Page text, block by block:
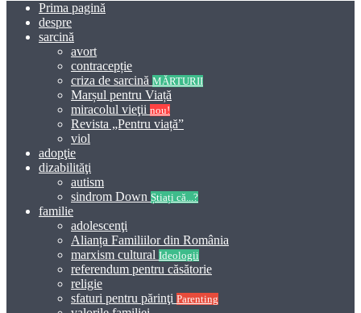
Prima pagină
despre
sarcină
avort
contracepție
criza de sarcină MĂRTURII
Marșul pentru Viață
miracolul vieţii nou!
Revista „Pentru viață”
viol
adopţie
dizabilităţi
autism
sindrom Down Știați că...?
familie
adolescenţi
Alianța Familiilor din România
marxism cultural Ideologii
referendum pentru căsătorie
religie
sfaturi pentru părinţi Parenting